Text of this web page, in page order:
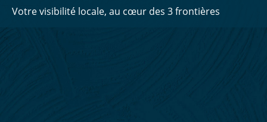
Votre visibilité locale, au cœur des 3 frontières